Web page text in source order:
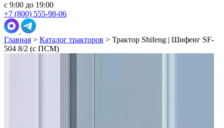
с 9:00 до 19:00
+7 (800) 555-98-06
Главная > Каталог тракторов > Трактор Shifeng | Шифенг SF-
504 8/2 (с ПСМ)